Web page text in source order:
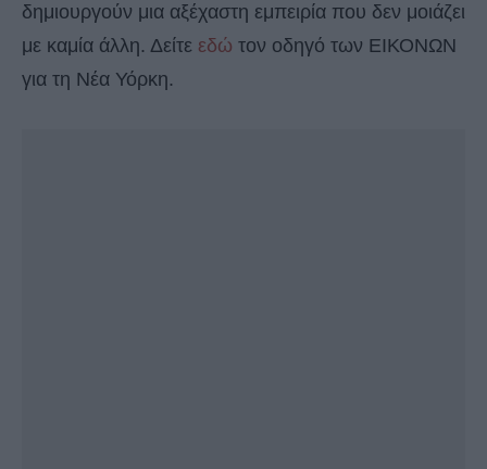
δημιουργούν μια αξέχαστη εμπειρία που δεν μοιάζει
με καμία άλλη. Δείτε εδώ τον οδηγό των ΕΙΚΟΝΩΝ
για τη Νέα Υόρκη.